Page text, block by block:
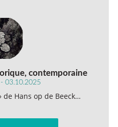
contemporaine
03.10.2025
de Hans op de Beeck…